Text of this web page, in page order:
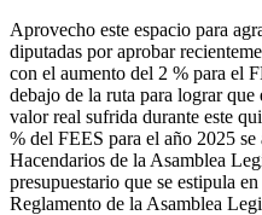
Aprovecho este espacio para
diputadas por aprobar
con el aumento del 2 % para el
debajo de la ruta para lograr
valor real sufrida durante este
% del FEES para el año 2025
Hacendarios de la Asamblea
presupuestario que se estipula
Reglamento de la Asamblea